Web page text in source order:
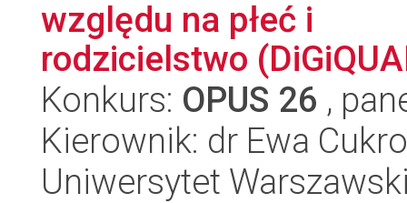
względu na płeć i
rodzicielstwo
Konkurs: OPUS 26 ,
Kierownik: dr Ewa
Uniwersytet